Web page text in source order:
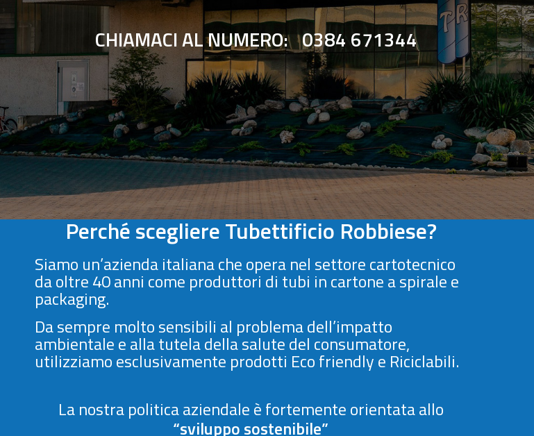
CHIAMACI AL NUMERO: 0384 671344
Perché scegliere Tubettificio Robbiese?
Siamo un’azienda italiana che opera nel settore cartotecnico
da oltre 40 anni come produttori di tubi in cartone a spirale e
packaging.
Da sempre molto sensibili al problema dell’impatto
ambientale e alla tutela della salute del consumatore,
utilizziamo esclusivamente prodotti Eco friendly e Riciclabili.
La nostra politica aziendale è fortemente orientata allo
“sviluppo sostenibile”